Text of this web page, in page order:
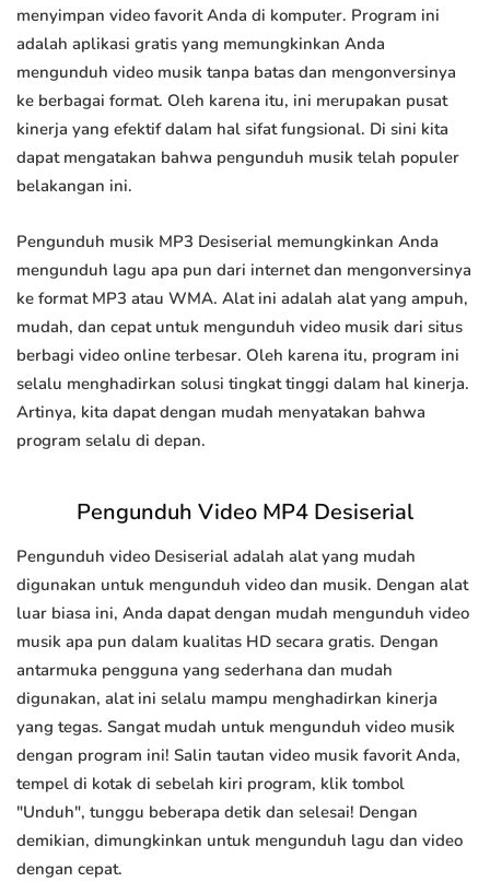
menyimpan video favorit Anda di komputer. Program ini
adalah aplikasi gratis yang memungkinkan Anda
mengunduh video musik tanpa batas dan mengonversinya
ke berbagai format. Oleh karena itu, ini merupakan pusat
kinerja yang efektif dalam hal sifat fungsional. Di sini kita
dapat mengatakan bahwa pengunduh musik telah populer
belakangan ini.
Pengunduh musik MP3 Desiserial memungkinkan Anda
mengunduh lagu apa pun dari internet dan mengonversinya
ke format MP3 atau WMA. Alat ini adalah alat yang ampuh,
mudah, dan cepat untuk mengunduh video musik dari situs
berbagi video online terbesar. Oleh karena itu, program ini
selalu menghadirkan solusi tingkat tinggi dalam hal kinerja.
Artinya, kita dapat dengan mudah menyatakan bahwa
program selalu di depan.
Pengunduh Video MP4 Desiserial
Pengunduh video Desiserial adalah alat yang mudah
digunakan untuk mengunduh video dan musik. Dengan alat
luar biasa ini, Anda dapat dengan mudah mengunduh video
musik apa pun dalam kualitas HD secara gratis. Dengan
antarmuka pengguna yang sederhana dan mudah
digunakan, alat ini selalu mampu menghadirkan kinerja
yang tegas. Sangat mudah untuk mengunduh video musik
dengan program ini! Salin tautan video musik favorit Anda,
tempel di kotak di sebelah kiri program, klik tombol
"Unduh", tunggu beberapa detik dan selesai! Dengan
demikian, dimungkinkan untuk mengunduh lagu dan video
dengan cepat.